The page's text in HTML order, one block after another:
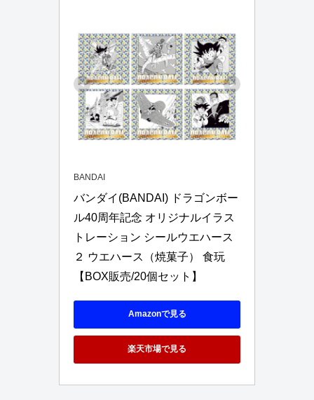
BANDAI
バンダイ(BANDAI) ドラゴンボー
ル40周年記念 オリジナルイラス
トレーション シールウエハース
２ ウエハース（焼菓子） 食玩
【BOX販売/20個セット】
Amazonで見る
楽天市場で見る